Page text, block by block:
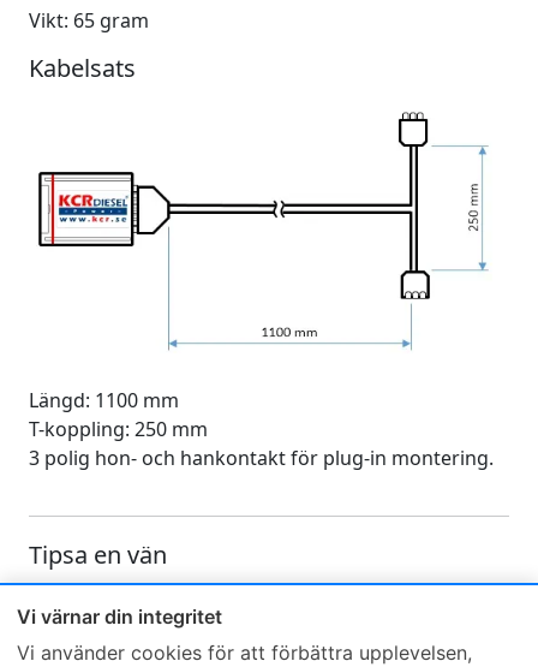
Vi värnar din integritet
Vi använder cookies för att förbättra upplevelsen,
Vikt: 65 gram
Kabelsats
Längd: 1100 mm
T-koppling: 250 mm
3 polig hon- och hankontakt för plug-in montering.
Tipsa en vän
Skicka ett e-mail och tipsa en vän om denna produkt